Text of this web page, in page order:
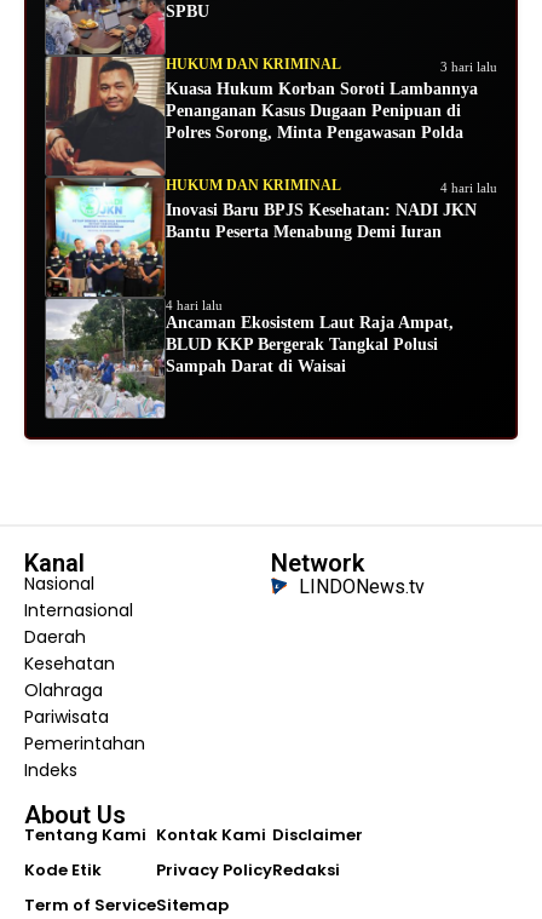
SPBU
HUKUM DAN KRIMINAL 3 hari lalu
Kuasa Hukum Korban Soroti Lambannya
Penanganan Kasus Dugaan Penipuan di
Polres Sorong, Minta Pengawasan Polda
HUKUM DAN KRIMINAL 4 hari lalu
Inovasi Baru BPJS Kesehatan: NADI JKN
Bantu Peserta Menabung Demi Iuran
4 hari lalu
Ancaman Ekosistem Laut Raja Ampat,
BLUD KKP Bergerak Tangkal Polusi
Sampah Darat di Waisai
Kanal
Nasional
Internasional
Daerah
Kesehatan
Olahraga
Pariwisata
Pemerintahan
Indeks
Network
LINDONews.tv
About Us
Tentang Kami
Kode Etik
Term of Service
Kontak Kami
Privacy Policy
Sitemap
Disclaimer
Redaksi